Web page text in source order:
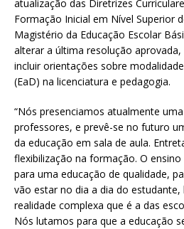
atualização das Diretrizes
Formação Inicial em Nível Superior
Magistério da Educação Escolar
alterar a última resolução aprovada,
incluir orientações sobre
(EaD) na licenciatura e pedagogia.
“Nós presenciamos atualmente
professores, e prevê-se no futuro
da educação em sala de aula.
flexibilização na formação. O
para uma educação de qualidade,
vão estar no dia a dia do
realidade complexa que é a das
Nós lutamos para que a educação